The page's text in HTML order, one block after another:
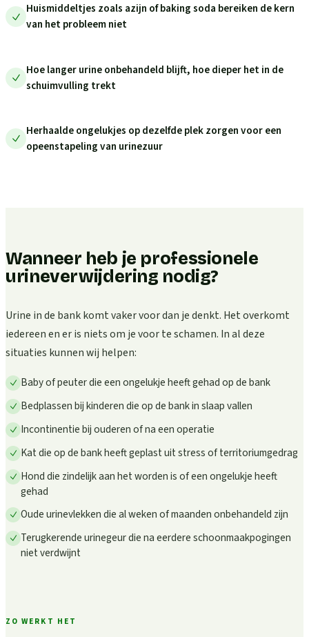
Huismiddeltjes zoals azijn of baking soda bereiken de kern
van het probleem niet
Hoe langer urine onbehandeld blijft, hoe dieper het in de
schuimvulling trekt
Herhaalde ongelukjes op dezelfde plek zorgen voor een
opeenstapeling van urinezuur
Wanneer heb je professionele
urineverwijdering nodig?
Urine in de bank komt vaker voor dan je denkt. Het overkomt
iedereen en er is niets om je voor te schamen. In al deze
situaties kunnen wij helpen:
Baby of peuter die een ongelukje heeft gehad op de bank
Bedplassen bij kinderen die op de bank in slaap vallen
Incontinentie bij ouderen of na een operatie
Kat die op de bank heeft geplast uit stress of territoriumgedrag
Hond die zindelijk aan het worden is of een ongelukje heeft
gehad
Oude urinevlekken die al weken of maanden onbehandeld zijn
Terugkerende urinegeur die na eerdere schoonmaakpogingen
niet verdwijnt
ZO WERKT HET